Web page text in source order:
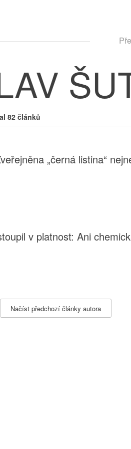
82 článků
„černá listina“
v platnost: Ani
Načíst předchozí články autora